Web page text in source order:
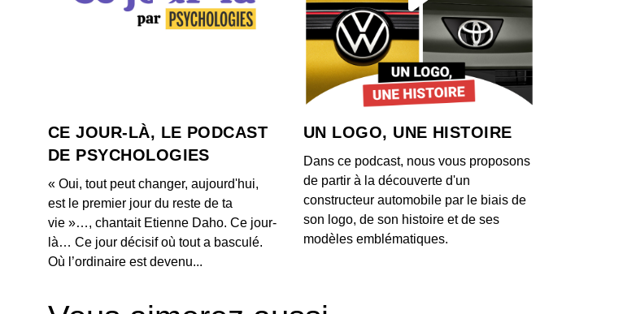
CE JOUR-LÀ, LE PODCAST
DE PSYCHOLOGIES
« Oui, tout peut changer, aujourd'hui,
est le premier jour du reste de ta
vie »…, chantait Etienne Daho. Ce jour-
là… Ce jour décisif où tout a basculé.
Où l’ordinaire est devenu...
UN LOGO, UNE HISTOIRE
Dans ce podcast, nous vous proposons
de partir à la découverte d'un
constructeur automobile par le biais de
son logo, de son histoire et de ses
modèles emblématiques.